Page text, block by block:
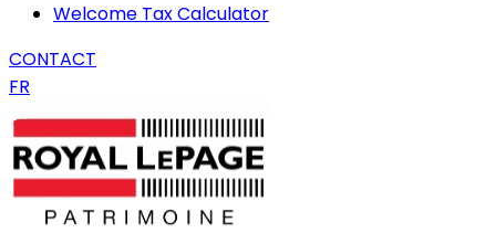
Welcome Tax Calculator
CONTACT
FR